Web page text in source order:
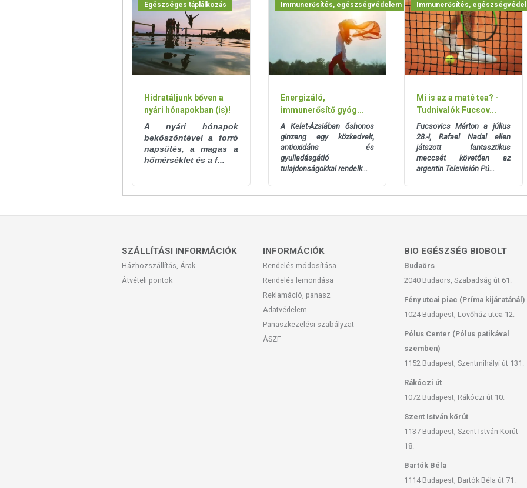
Egészséges táplálkozás
Hidratáljunk bőven a
nyári hónapokban (is)!
A nyári hónapok
beköszöntével a forró
napsütés, a magas a
hőmérséklet és a f...
Immunerősítés, egészségvédelem
Energizáló,
immunerősítő gyóg...
A Kelet-Ázsiában őshonos
ginzeng egy közkedvelt,
antioxidáns és
gyulladásgátló
tulajdonságokkal rendelk...
Immunerősítés,
Mi is az a maté tea? -
Tudnivalók Fucsov...
Fucsovics Márton a július
28.-i, Rafael Nadal ellen
játszott fantasztikus
meccsét követően az
argentin Televisión Pú...
SZÁLLÍTÁSI INFORMÁCIÓK
Házhozszállítás, Árak
Átvételi pontok
INFORMÁCIÓK
Rendelés módosítása
Rendelés lemondása
Reklamáció, panasz
Adatvédelem
Panaszkezelési szabályzat
ÁSZF
BIO EGÉSZSÉG BIOBOLT
Budaörs
2040 Budaörs, Szabadság út 61.
Fény utcai piac (Príma kijáratánál)
1024 Budapest, Lövőház utca 12.
Pólus Center (Pólus patikával
szemben)
1152 Budapest, Szentmihályi út 131.
Rákóczi út
1072 Budapest, Rákóczi út 10.
Szent István körút
1137 Budapest, Szent István Körút
18.
Bartók Béla
1114 Budapest, Bartók Béla út 71.